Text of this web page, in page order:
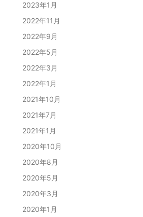
2023年1月
2022年11月
2022年9月
2022年5月
2022年3月
2022年1月
2021年10月
2021年7月
2021年1月
2020年10月
2020年8月
2020年5月
2020年3月
2020年1月